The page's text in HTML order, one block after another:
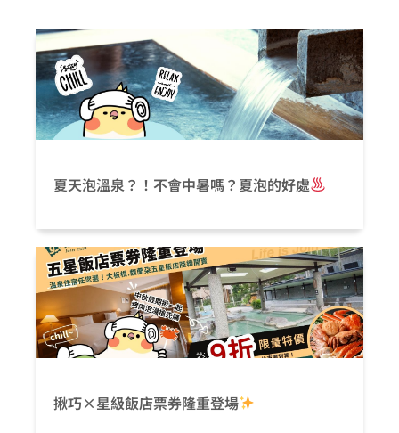
夏天泡溫泉？！不會中暑嗎？夏泡的好處
揪巧×星級飯店票券隆重登場